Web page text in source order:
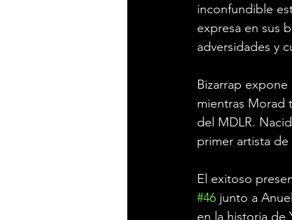
inconfundible
expresa en sus
adversidades y
Bizarrap
mientras Morad
del MDLR.
primer artista
El exitoso
#46 junto a
en la historia de